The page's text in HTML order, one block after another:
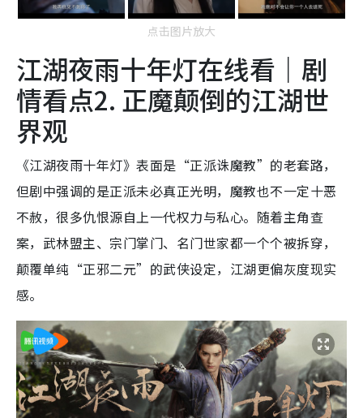
点击图片放大
江湖夜雨十年灯在线看｜剧
情看点2. 正魔颠倒的江湖世
界观
《江湖夜雨十年灯》表面是“正派诛魔教”的老套路，
但剧中强调的是正派未必真正光明，魔教也不一定十恶
不赦，很多仇恨源自上一代权力与私心。随着主角查
案，武林盟主、宗门掌门、名门世家都一个个被拆穿，
颠覆单纯“正邪二元”的武侠设定，江湖更偏灰度现实
感。